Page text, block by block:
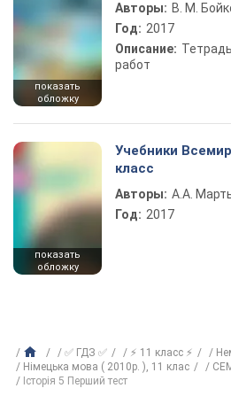
показать
обложку
Авторы: В. М.
Год: 2017
Описание:
работ
показать
обложку
Учебники
класс
Авторы: А.А.
Год: 2017
✅ ГДЗ ✅ ⚡ 11 класс ⚡
Німецька мова ( 2010р. ), 11 клас
Історія 5 Перший тест